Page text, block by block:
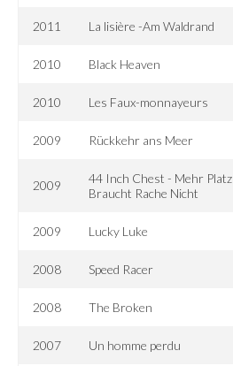
2011 La lisière -Am Waldrand
2010 Black Heaven
2010 Les Faux-monnayeurs
2009 Rückkehr ans Meer
2009
44 Inch Chest - Mehr Platz
Braucht Rache Nicht
2009 Lucky Luke
2008 Speed Racer
2008 The Broken
2007 Un homme perdu